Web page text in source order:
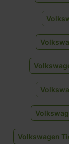
Volkswagen